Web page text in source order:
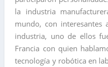
la industria
mundo, con interesantes
industria, uno de ellos
Francia con quien
tecnología y robótica en